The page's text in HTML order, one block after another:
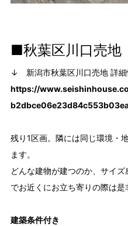
■秋葉区川口売地
↓ 新潟市秋葉区川口売地 詳
https://
残り1区画。隣には同じ環境・
ます。
どんな建物が建つのか、サイ
でお近くにお立ち寄りの際は是
建築条件付き